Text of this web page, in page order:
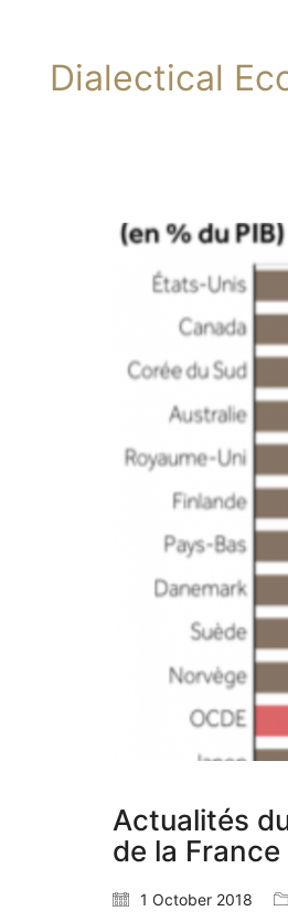
Dialectical
Actualités
de la
1 October 2018